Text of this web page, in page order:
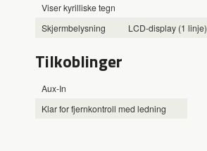
Viser kyrilliske tegn
Skjermbelysning
LCD-display (1 linje)
Tilkoblinger
Aux-In
Klar for fjernkontroll med ledning